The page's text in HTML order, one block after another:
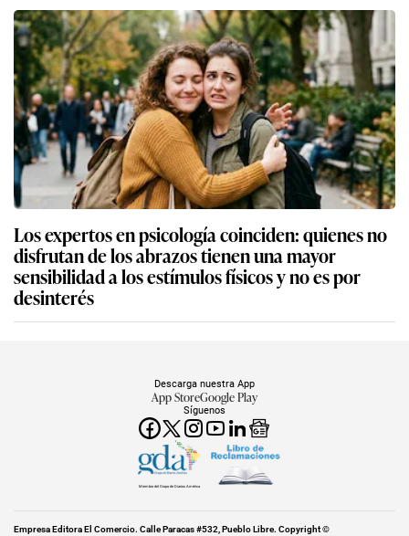
Los expertos en psicología coinciden: quienes no
disfrutan de los abrazos tienen una mayor
sensibilidad a los estímulos físicos y no es por
desinterés
Síguenos
Descarga nuestra App
App StoreGoogle Play
Miembro del Grupo de Diarios América
Empresa Editora El Comercio. Calle Paracas #532, Pueblo Libre. Copyright ©